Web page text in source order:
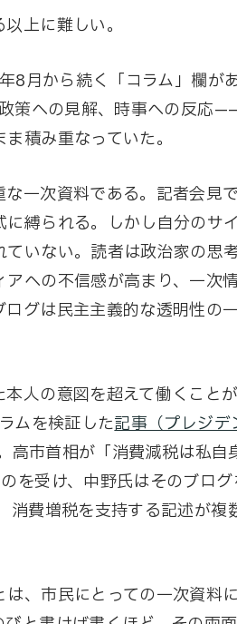
上に難しい。
8月から続く「コラム」欄が
策への見解、時事への反応
積み重なっていた。
一次資料である。記者会見
縛られる。しかし自分のサ
いない。読者は政治家の思
への不信感が高まり、一次
グは民主主義的な透明性の
人の意図を超えて働くこと
ムを検証した記事（プレジデ
高市首相が「消費減税は私自
を受け、中野氏はそのブロ
費増税を支持する記述が複
、市民にとっての一次資料